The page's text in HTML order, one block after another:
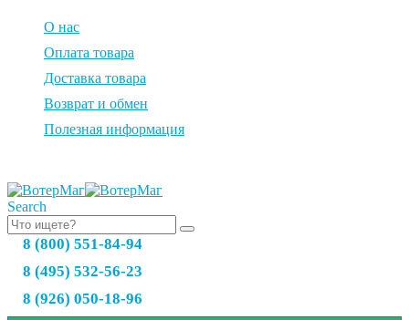
О нас
Оплата товара
Доставка товара
Возврат и обмен
Полезная информация
Search
8 (800) 551-84-94
8 (495) 532-56-23
8 (926) 050-18-96